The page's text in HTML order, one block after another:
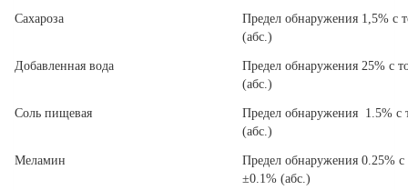
Сахароза
Предел обнаружения 1,5% с
(aбс.)
Добавленная вода
Предел обнаружения 25% с
(aбс.)
Соль пищевая
Предел обнаружения 1.5% с
(aбс.)
Меламин
Предел обнаружения 0.25% с
±0.1% (aбс.)